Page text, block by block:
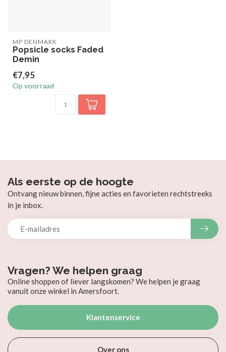
MP DENMARK
Popsicle socks Faded
Demin
€7,95
Op voorraad
Vragen? We helpen graag
Online shoppen of liever langskomen? We helpen je graag
vanuit onze winkel in Amersfoort.
Klantenservice
Over ons
Als eerste op de hoogte
Ontvang nieuw binnen, fijne acties en favorieten rechtstreeks
in je inbox.